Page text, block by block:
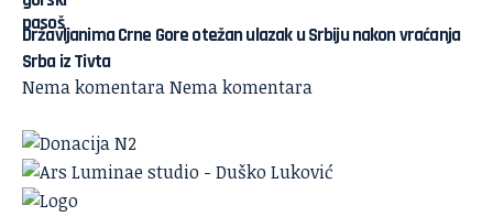
Državljanima Crne Gore otežan ulazak u Srbiju nakon vraćanja
Srba iz Tivta
Nema komentaraNema komentara